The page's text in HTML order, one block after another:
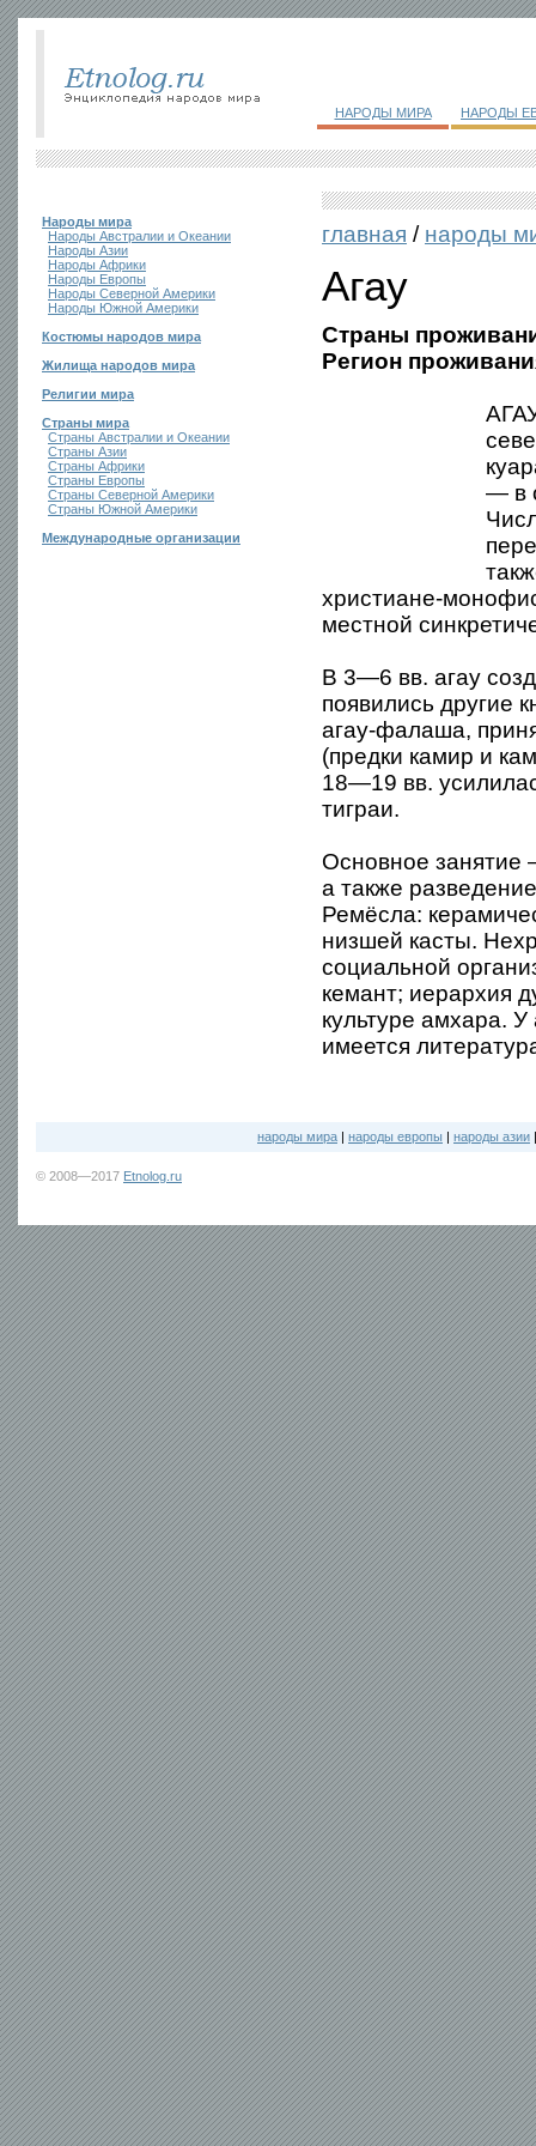
НАРОДЫ МИРА НАРОДЫ
Народы мира
Народы Австралии и Океании
Народы Азии
Народы Африки
Народы Европы
Народы Северной Америки
Народы Южной Америки
Костюмы народов мира
Жилища народов мира
Религии мира
Страны мира
Страны Австралии и Океании
Страны Азии
Страны Африки
Страны Европы
Страны Северной Америки
Страны Южной Америки
Международные организации
главная / народы
Агау
Страны
Регион
— в
христиане-
местной
В 3—6 вв. агау
появились другие
агау-фалаша,
(предки камир и
18—19 вв.
тиграи.
Основное занятие
а также
Ремёсла:
низшей касты.
социальной
кемант; иерархия
культуре амхара.
имеется
народы мира | народы европы | народы азии
© 2008—2017 Etnolog.ru